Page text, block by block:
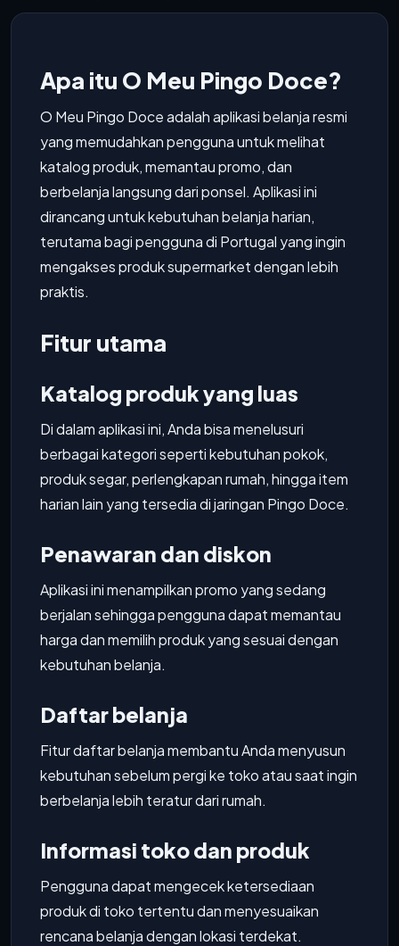
Apa itu O Meu Pingo Doce?
O Meu Pingo Doce adalah aplikasi belanja resmi
yang memudahkan pengguna untuk melihat
katalog produk, memantau promo, dan
berbelanja langsung dari ponsel. Aplikasi ini
dirancang untuk kebutuhan belanja harian,
terutama bagi pengguna di Portugal yang ingin
mengakses produk supermarket dengan lebih
praktis.
Fitur utama
Katalog produk yang luas
Di dalam aplikasi ini, Anda bisa menelusuri
berbagai kategori seperti kebutuhan pokok,
produk segar, perlengkapan rumah, hingga item
harian lain yang tersedia di jaringan Pingo Doce.
Penawaran dan diskon
Aplikasi ini menampilkan promo yang sedang
berjalan sehingga pengguna dapat memantau
harga dan memilih produk yang sesuai dengan
kebutuhan belanja.
Daftar belanja
Fitur daftar belanja membantu Anda menyusun
kebutuhan sebelum pergi ke toko atau saat ingin
berbelanja lebih teratur dari rumah.
Informasi toko dan produk
Pengguna dapat mengecek ketersediaan
produk di toko tertentu dan menyesuaikan
rencana belanja dengan lokasi terdekat.